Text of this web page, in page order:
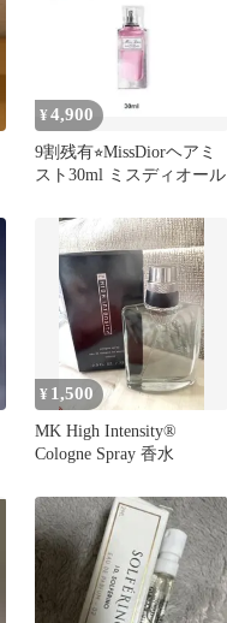
¥4,900
9割残有⭐︎MissDiorヘアミ
スト30ml ミスディオール
¥ 1,500
MK High Intensity®
Cologne Spray 香水